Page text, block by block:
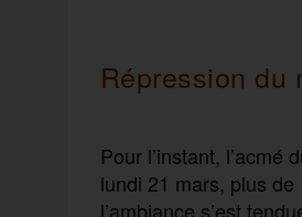
Répression du
Pour l’instant,
lundi 21 mars, plus
l’ambiance s’est